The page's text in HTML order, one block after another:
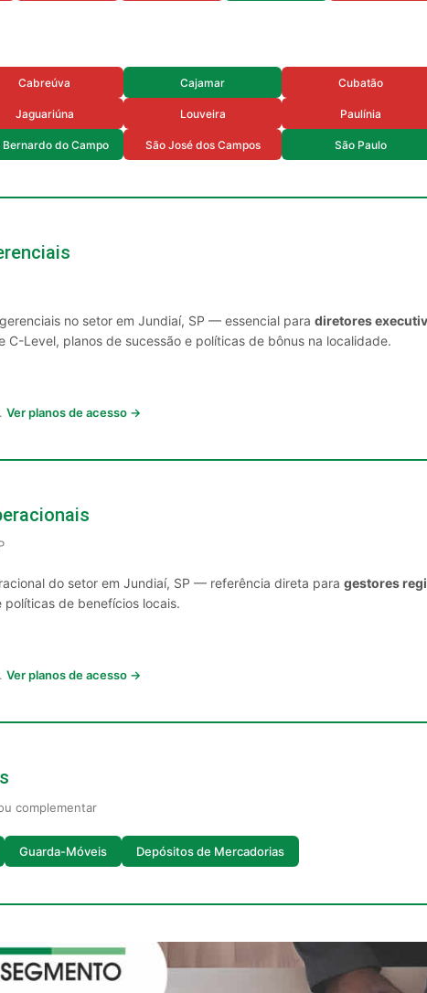
Cabreúva Cajamar Cubatão
Jaguariúna Louveira Paulínia
Bernardo do Campo São José dos Campos São Paulo
no setor em Jundiaí, SP — essencial para diretores
C-Level, planos de sucessão e políticas de bônus na localidade.
Ver planos de acesso →
do setor em Jundiaí, SP — referência direta para gestores
de benefícios locais.
Ver planos de acesso →
complementar
Guarda-Móveis Depósitos de Mercadorias